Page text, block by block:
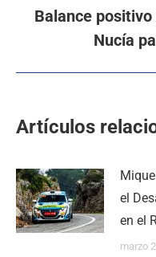
Balance
Nucía
Artículos
el
en el
marzo